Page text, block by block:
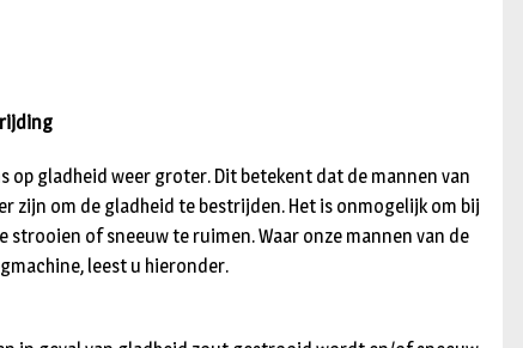
gladheid weer groter. Dit betekent dat de mannen van
zijn om de gladheid te bestrijden. Het is onmogelijk om bij
of sneeuw te ruimen. Waar onze mannen van de
leest u hieronder.